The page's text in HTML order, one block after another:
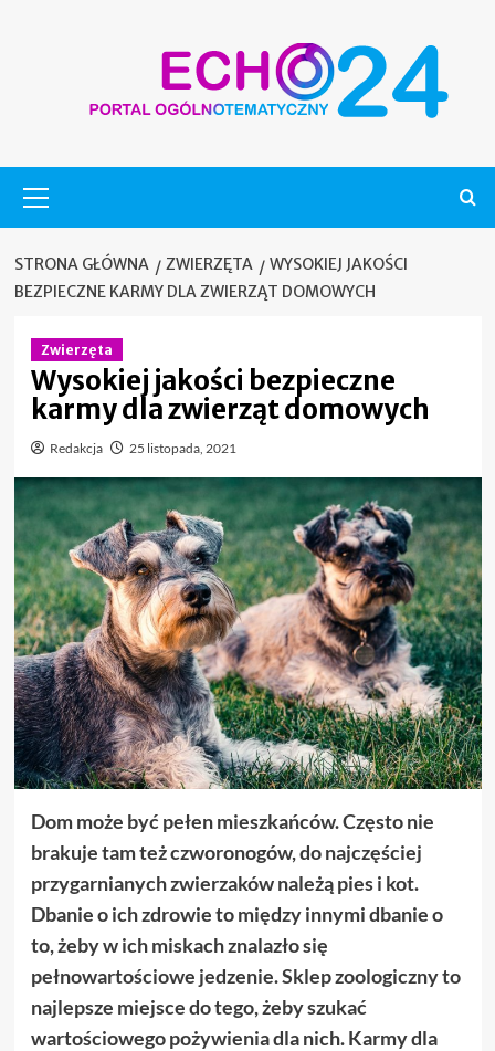
główne
STRONA GŁÓWNA ZWIERZĘTA
WYSOKIEJ JAKOŚCI
BEZPIECZNE KARMY DLA ZWIERZĄT DOMOWYCH
Zwierzęta
Wysokiej jakości bezpieczne
karmy dla zwierząt domowych
Redakcja 25 listopada, 2021
Dom może być pełen mieszkańców. Często nie
brakuje tam też czworonogów, do najczęściej
przygarnianych zwierzaków należą pies i kot.
Dbanie o ich zdrowie to między innymi dbanie o
to, żeby w ich miskach znalazło się
pełnowartościowe jedzenie. Sklep zoologiczny to
najlepsze miejsce do tego, żeby szukać
wartościowego pożywienia dla nich. Karmy dla